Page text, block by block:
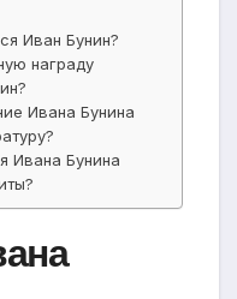
Иван Бунин?
награду
Ивана Бунина
Ивана Бунина